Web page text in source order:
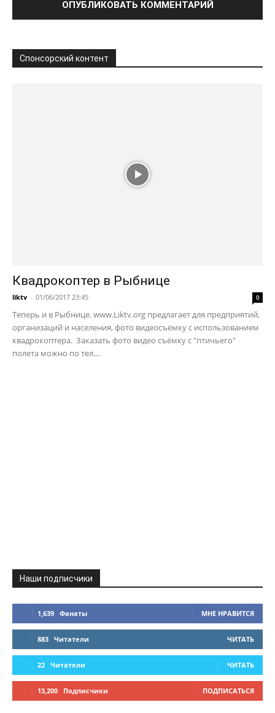
Спонсорский контент
Квадрокоптер в Рыбнице
liktv - 01/06/2017 23:45 0
Теперь и в Рыбнице. www.Liktv.org предлагает для предприятий,
организаций и населения, фото видеосъёмку с использованием
квадрокоптера. Заказать фото видео съёмку с "птичьего"
полета можно по тел....
Наши подписчики
1,639 Фанаты МНЕ НРАВИТСЯ
883 Читатели ЧИТАТЬ
22 Читатели ЧИТАТЬ
13,200 Подписчики ПОДПИСАТЬСЯ